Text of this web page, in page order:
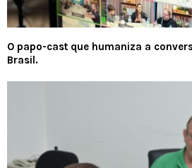
O papo-cast que humaniza a
Brasil.